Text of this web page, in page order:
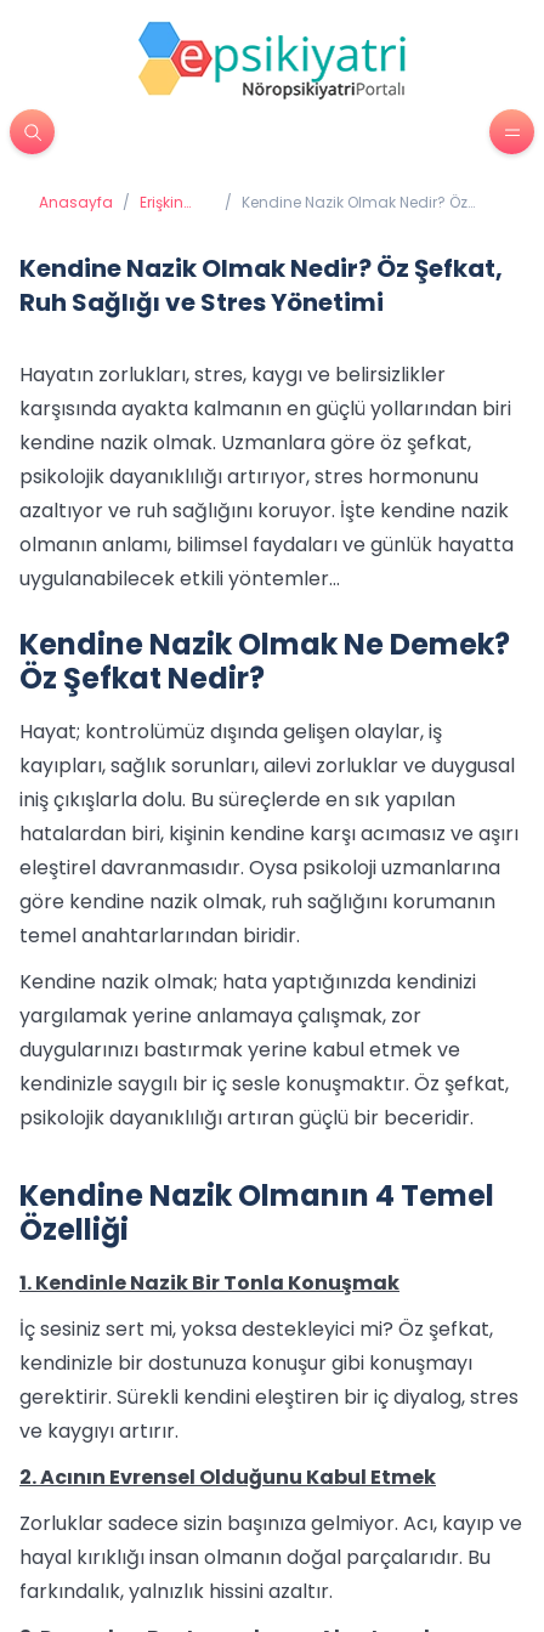
Anasayfa / Erişkin
/ Kendine Nazik Olmak Nedir? Öz
Kendine Nazik Olmak Nedir? Öz Şefkat,
Ruh Sağlığı ve Stres Yönetimi
Hayatın zorlukları, stres, kaygı ve belirsizlikler
karşısında ayakta kalmanın en güçlü yollarından biri
kendine nazik olmak. Uzmanlara göre öz şefkat,
psikolojik dayanıklılığı artırıyor, stres hormonunu
azaltıyor ve ruh sağlığını koruyor. İşte kendine nazik
olmanın anlamı, bilimsel faydaları ve günlük hayatta
uygulanabilecek etkili yöntemler…
Kendine Nazik Olmak Ne Demek?
Öz Şefkat Nedir?
Hayat; kontrolümüz dışında gelişen olaylar, iş
kayıpları, sağlık sorunları, ailevi zorluklar ve duygusal
iniş çıkışlarla dolu. Bu süreçlerde en sık yapılan
hatalardan biri, kişinin kendine karşı acımasız ve aşırı
eleştirel davranmasıdır. Oysa psikoloji uzmanlarına
göre kendine nazik olmak, ruh sağlığını korumanın
temel anahtarlarından biridir.
Kendine nazik olmak; hata yaptığınızda kendinizi
yargılamak yerine anlamaya çalışmak, zor
duygularınızı bastırmak yerine kabul etmek ve
kendinizle saygılı bir iç sesle konuşmaktır. Öz şefkat,
psikolojik dayanıklılığı artıran güçlü bir beceridir.
Kendine Nazik Olmanın 4 Temel
Özelliği
1. Kendinle Nazik Bir Tonla Konuşmak
İç sesiniz sert mi, yoksa destekleyici mi? Öz şefkat,
kendinizle bir dostunuza konuşur gibi konuşmayı
gerektirir. Sürekli kendini eleştiren bir iç diyalog, stres
ve kaygıyı artırır.
2. Acının Evrensel Olduğunu Kabul Etmek
Zorluklar sadece sizin başınıza gelmiyor. Acı, kayıp ve
hayal kırıklığı insan olmanın doğal parçalarıdır. Bu
farkındalık, yalnızlık hissini azaltır.